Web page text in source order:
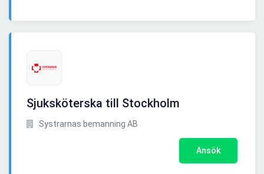
Sjuksköterska till Stockholm
Systrarnas bemanning AB
Ansök